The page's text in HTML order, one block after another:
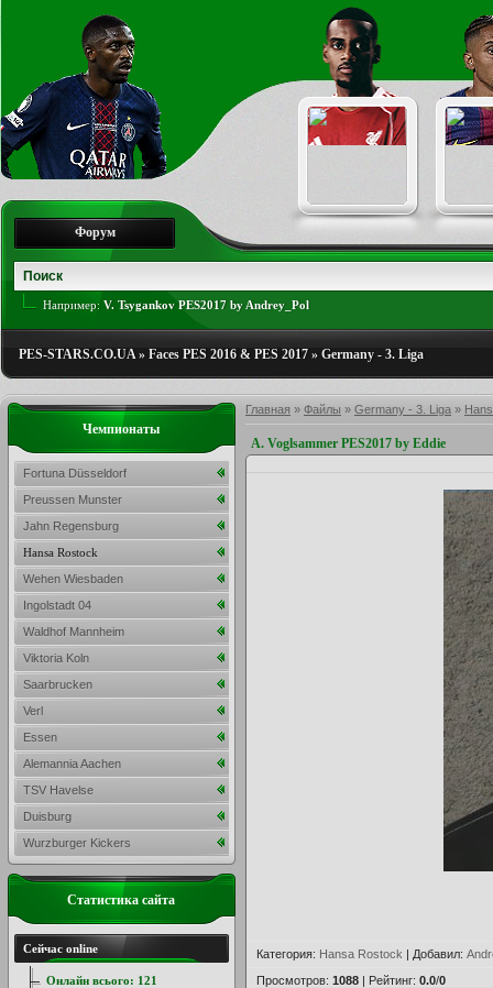
Форум
Например: V. Tsygankov PES2017 by Andrey_Pol
PES-STARS.CO.UA» Faces PES 2016 & PES 2017 » Germany - 3. Liga
Главная » Файлы » Germany - 3. Liga »
A. Voglsammer PES2017 by Eddie
Категория: Hansa Rostock | Добавил:
Просмотров: 1088 | Рейтинг: 0.0/0
Чемпионаты
Fortuna Düsseldorf
Preussen Munster
Jahn Regensburg
Hansa Rostock
Wehen Wiesbaden
Ingolstadt 04
Waldhof Mannheim
Viktoria Koln
Saarbrucken
Verl
Essen
Alemannia Aachen
TSV Havelse
Duisburg
Wurzburger Kickers
Статистика сайта
Сейчас online
Онлайн всього: 121